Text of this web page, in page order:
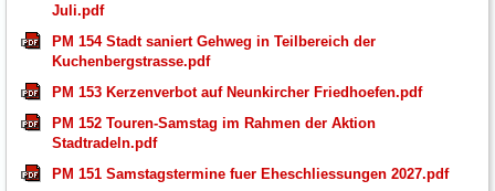
Juli.pdf
PM 154 Stadt saniert Gehweg in Teilbereich der
Kuchenbergstrasse.pdf
PM 153 Kerzenverbot auf Neunkircher Friedhoefen.pdf
PM 152 Touren-Samstag im Rahmen der Aktion
Stadtradeln.pdf
PM 151 Samstagstermine fuer Eheschliessungen 2027.pdf